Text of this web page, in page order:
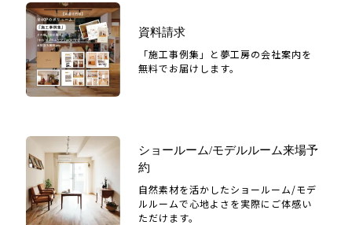
資料請求
「施工事例集」と夢工房の会社案内を
無料でお届けします。
ショールーム/モデルルーム来場予
約
自然素材を活かしたショールーム/モデ
ルルームで心地よさを実際にご体感い
ただけます。